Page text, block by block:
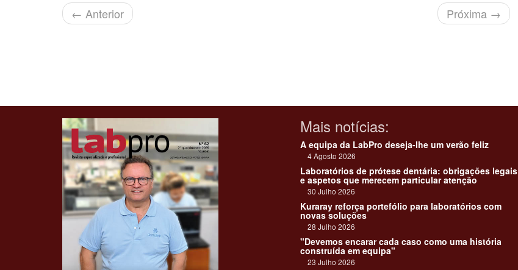
← Anterior Próxima →
Clique para ler
Mais notícias:
A equipa da LabPro deseja-lhe um verão feliz
4 Agosto 2026
Laboratórios de prótese dentária: obrigações legais
e aspetos que merecem particular atenção
30 Julho 2026
Kuraray reforça portefólio para laboratórios com
novas soluções
28 Julho 2026
"Devemos encarar cada caso como uma história
construída em equipa"
23 Julho 2026